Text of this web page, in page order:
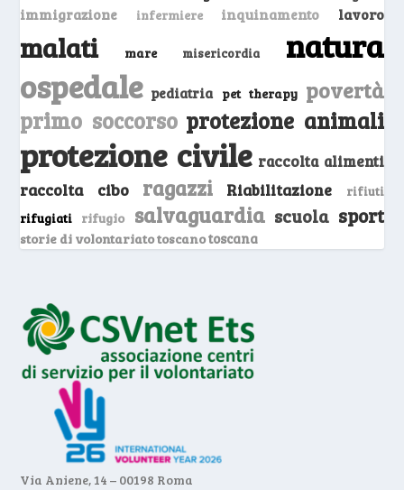
immigrazione infermiere inquinamento lavoro
malati mare misericordia natura
ospedale pediatria pet therapy povertà
primo soccorso protezione animali
protezione civile raccolta alimenti
raccolta cibo ragazzi Riabilitazione
rifiuti
rifugiati
rifugio salvaguardia scuola sport
storie di volontariato toscanotoscana
Via Aniene, 14 – 00198 Roma